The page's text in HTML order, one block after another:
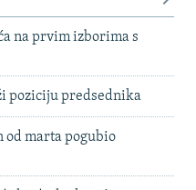
na prvim izborima s
poziciju predsednika
od marta pogubio